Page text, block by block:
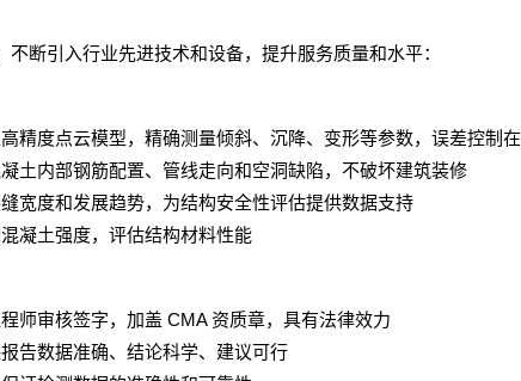
断引入行业先进技术和设备，提升服务质量和水平：
精度点云模型，精确测量倾斜、沉降、变形等参数，误差控制在
土内部钢筋配置、管线走向和空洞缺陷，不破坏建筑装修
宽度和发展趋势，为结构安全性评估提供数据支持
凝土强度，评估结构材料性能
师审核签字，加盖 CMA资质章，具有法律效力
告数据准确、结论科学、建议可行